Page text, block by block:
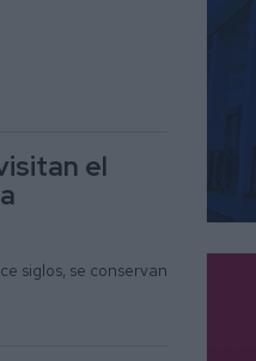
el
siglos, se conservan